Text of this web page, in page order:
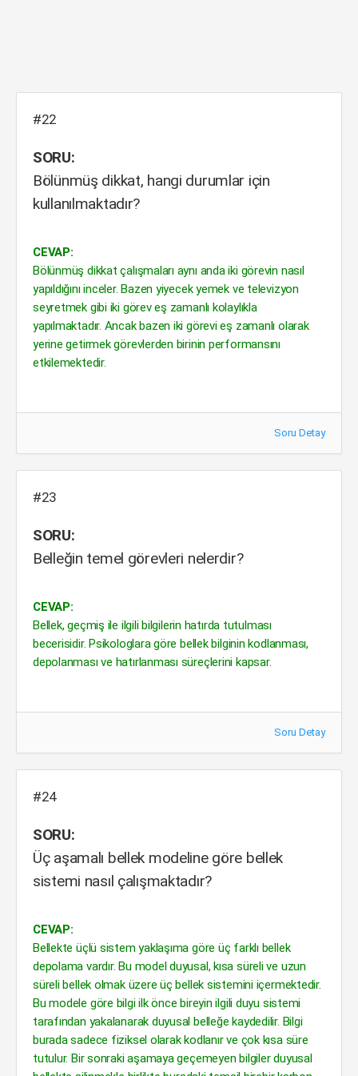
#22
SORU:
Bölünmüş dikkat, hangi durumlar için
kullanılmaktadır?
CEVAP:
Bölünmüş dikkat çalışmaları aynı anda iki görevin nasıl
yapıldığını inceler. Bazen yiyecek yemek ve televizyon
seyretmek gibi iki görev eş zamanlı kolaylıkla
yapılmaktadır. Ancak bazen iki görevi eş zamanlı olarak
yerine getirmek görevlerden birinin performansını
etkilemektedir.
Soru Detay
#23
SORU:
Belleğin temel görevleri nelerdir?
CEVAP:
Bellek, geçmiş ile ilgili bilgilerin hatırda tutulması
becerisidir. Psikologlara göre bellek bilginin kodlanması,
depolanması ve hatırlanması süreçlerini kapsar.
Soru Detay
#24
SORU:
Üç aşamalı bellek modeline göre bellek
sistemi nasıl çalışmaktadır?
CEVAP:
Bellekte üçlü sistem yaklaşıma göre üç farklı bellek
depolama vardır. Bu model duyusal, kısa süreli ve uzun
süreli bellek olmak üzere üç bellek sistemini içermektedir.
Bu modele göre bilgi ilk önce bireyin ilgili duyu sistemi
tarafından yakalanarak duyusal belleğe kaydedilir. Bilgi
burada sadece fiziksel olarak kodlanır ve çok kısa süre
tutulur. Bir sonraki aşamaya geçemeyen bilgiler duyusal